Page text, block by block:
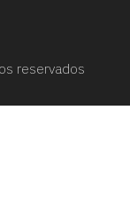
reservados